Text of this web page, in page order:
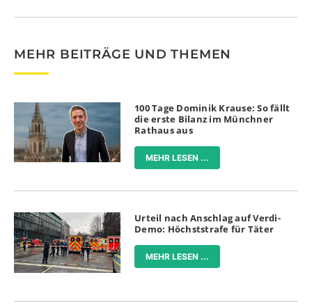
MEHR BEITRÄGE UND THEMEN
100 Tage Dominik Krause: So fällt
die erste Bilanz im Münchner
Rathaus aus
MEHR LESEN ...
Urteil nach Anschlag auf Verdi-
Demo: Höchststrafe für Täter
MEHR LESEN ...